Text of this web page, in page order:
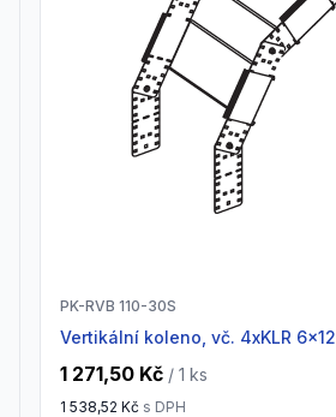
PK-RVB 110-30S
vertikální koleno, vč. 4xKLR 6x12
1 271,50 Kč / 1 ks
1 538,52 Kč s DPH